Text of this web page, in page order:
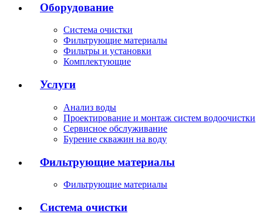
Оборудование
Система очистки
Фильтрующие материалы
Фильтры и установки
Комплектующие
Услуги
Анализ воды
Проектирование и монтаж систем водоочистки
Сервисное обслуживание
Бурение скважин на воду
Фильтрующие материалы
Фильтрующие материалы
Система очистки